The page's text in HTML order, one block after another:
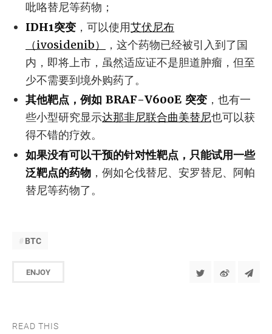
吡咯替尼等药物；
IDH1突变 ，可以使用艾伏尼布
（ivosidenib）
，这个药物已经被引入到了国
内，即将上市，虽然适应证不是胆道肿瘤，但至
少不需要到境外购药了。
其他靶点，例如 BRAF-V600E 突变 ，也有一
些小型研究显示达那非尼联合曲美替尼也可以获
得不错的疗效。
如果没有可以干预的针对性靶点，只能试用一些
泛靶点的药物 ，例如仑伐替尼、安罗替尼、阿帕
替尼等药物了。
BTC
ENJOY
READ THIS